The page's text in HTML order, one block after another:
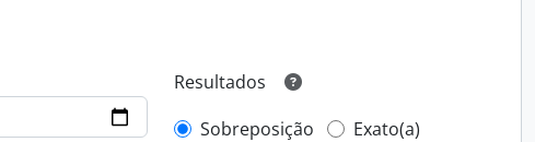
Resultados
Sobreposição
Exato(a)